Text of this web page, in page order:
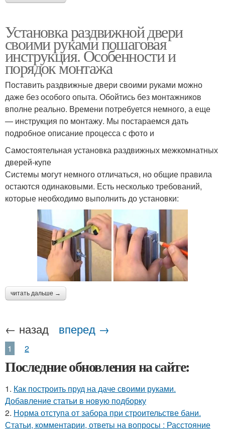
Установка раздвижной двери
своими руками пошаговая
инструкция. Особенности и
порядок монтажа
Поставить раздвижные двери своими руками можно
даже без особого опыта. Обойтись без монтажников
вполне реально. Времени потребуется немного, а еще
— инструкция по монтажу. Мы постараемся дать
подробное описание процесса с фото и
Самостоятельная установка раздвижных межкомнатных
дверей-купе
Системы могут немного отличаться, но общие правила
остаются одинаковыми. Есть несколько требований,
которые необходимо выполнить до установки:
читать дальше →
← назад вперед →
1 2
Последние обновления на сайте:
1. Как построить пруд на даче своими руками.
Добавление статьи в новую подборку
2. Норма отступа от забора при строительстве бани.
Статьи, комментарии, ответы на вопросы : Расстояние